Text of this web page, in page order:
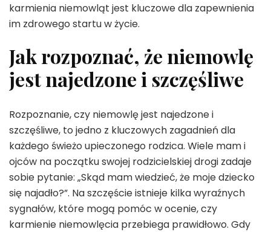
karmienia niemowląt jest kluczowe dla zapewnienia
im zdrowego startu w życie.
Jak rozpoznać, że niemowlę
jest najedzone i szczęśliwe
Rozpoznanie, czy niemowlę jest najedzone i
szczęśliwe, to jedno z kluczowych zagadnień dla
każdego świeżo upieczonego rodzica. Wiele mam i
ojców na początku swojej rodzicielskiej drogi zadaje
sobie pytanie: „Skąd mam wiedzieć, że moje dziecko
się najadło?”. Na szczęście istnieje kilka wyraźnych
sygnałów, które mogą pomóc w ocenie, czy
karmienie niemowlęcia przebiega prawidłowo. Gdy